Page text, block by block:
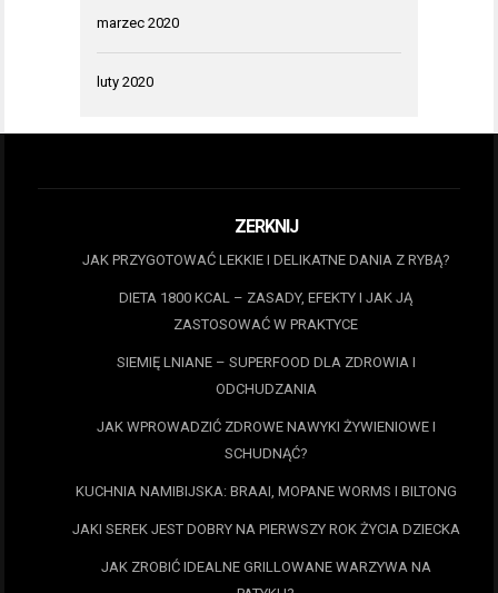
marzec 2020
luty 2020
ZERKNIJ
JAK PRZYGOTOWAĆ LEKKIE I DELIKATNE DANIA Z RYBĄ?
DIETA 1800 KCAL – ZASADY, EFEKTY I JAK JĄ
ZASTOSOWAĆ W PRAKTYCE
SIEMIĘ LNIANE – SUPERFOOD DLA ZDROWIA I
ODCHUDZANIA
JAK WPROWADZIĆ ZDROWE NAWYKI ŻYWIENIOWE I
SCHUDNĄĆ?
KUCHNIA NAMIBIJSKA: BRAAI, MOPANE WORMS I BILTONG
JAKI SEREK JEST DOBRY NA PIERWSZY ROK ŻYCIA DZIECKA
JAK ZROBIĆ IDEALNE GRILLOWANE WARZYWA NA